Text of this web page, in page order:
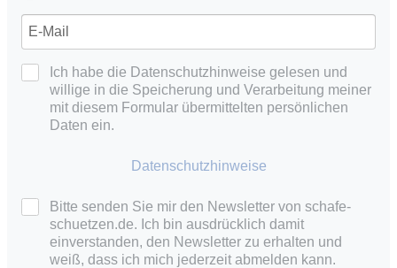
Ich habe die Datenschutzhinweise gelesen und
willige in die Speicherung und Verarbeitung meiner
mit diesem Formular übermittelten persönlichen
Daten ein.
Datenschutzhinweise
Bitte senden Sie mir den Newsletter von schafe-
schuetzen.de. Ich bin ausdrücklich damit
einverstanden, den Newsletter zu erhalten und
weiß, dass ich mich jederzeit abmelden kann.